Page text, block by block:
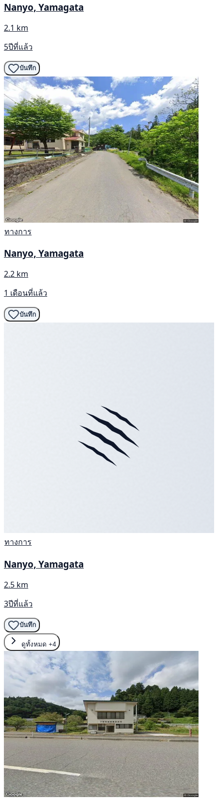
Nanyo, Yamagata
2.1 km
5ปีที่แล้ว
บันทึก
ทางการ
Nanyo, Yamagata
2.2 km
1 เดือนที่แล้ว
บันทึก
ทางการ
Nanyo, Yamagata
2.5 km
3ปีที่แล้ว
บันทึก
ดูทั้งหมด +4